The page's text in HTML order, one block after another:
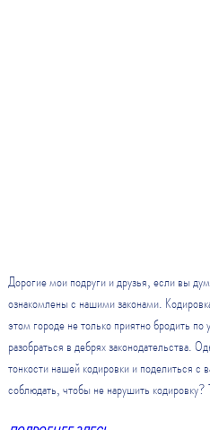
Дорогие мои подруги и друзья, если вы
ознакомлены с нашими законами.
этом городе не только приятно бродить
разобраться в дебрях законодательства.
тонкости нашей кодировки и поделиться
соблюдать, чтобы не нарушить